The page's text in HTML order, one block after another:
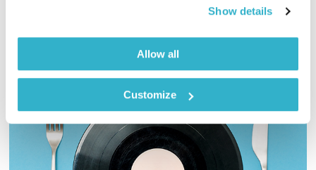
Show details
Allow all
Customize